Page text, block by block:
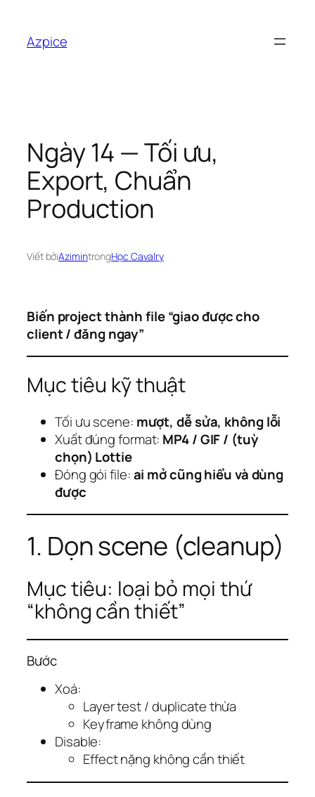
phầnAzpice
Ngày 14 — Tối ưu,
Export, Chuẩn
Production
Viết bởiAzimintrongHọc Cavalry
Biến project thành file “giao được cho
client / đăng ngay”
Mục tiêu kỹ thuật
Tối ưu scene: mượt, dễ sửa, không lỗi
Xuất đúng format: MP4 / GIF / (tuỳ
chọn) Lottie
Đóng gói file:ai mở cũng hiểu và dùng
được
1. Dọn scene (cleanup)
Mục tiêu: loại bỏ mọi thứ
“không cần thiết”
Bước
Xoá:
Layer test / duplicate thừa
Keyframe không dùng
Disable:
Effect nặng không cần thiết